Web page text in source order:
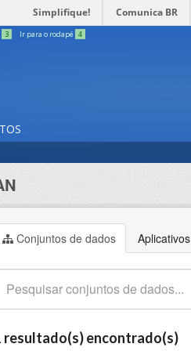
Simplifique! Comunica BR
3 Ir para o rodapé 4
Conjuntos de dados Aplicativos
resultado(s) encontrado(s)